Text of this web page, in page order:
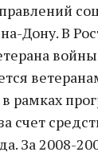
Дону. В
рамках
счет
За 2008-